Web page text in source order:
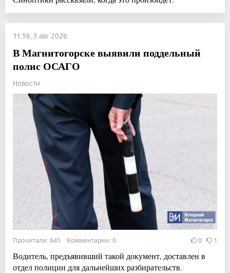
11:56, 5 авг 2026
В Магнитогорске выявили поддельный
полис ОСАГО
Новости
Прочитали: 645 Комментарии: 0 0 1
Водитель, предъявивший такой документ, доставлен в
отдел полиции для дальнейших разбирательств.